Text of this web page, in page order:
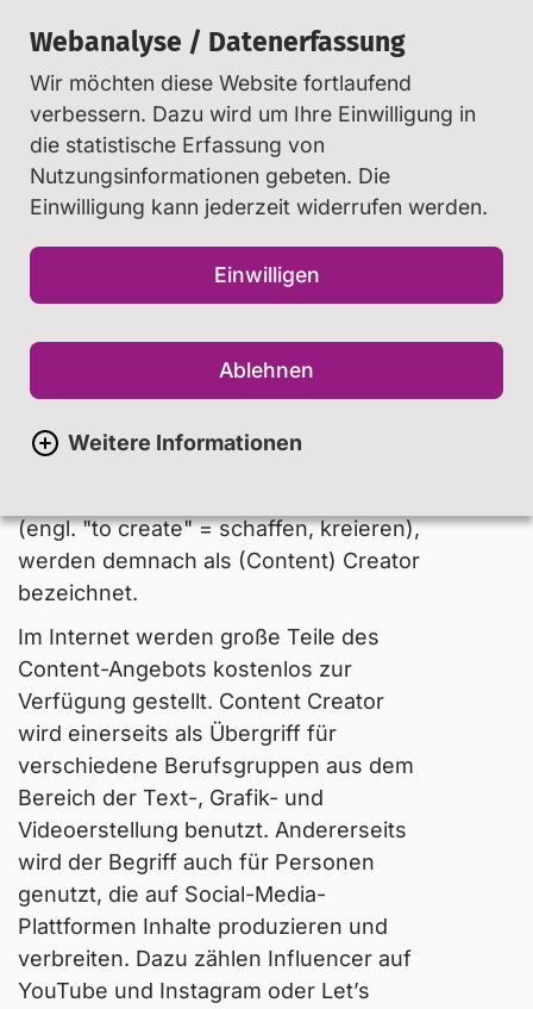
Webanalyse / Datenerfassung
Wir möchten diese Website fortlaufend
verbessern. Dazu wird um Ihre Einwilligung in
die statistische Erfassung von
Nutzungsinformationen gebeten. Die
Einwilligung kann jederzeit widerrufen werden.
Einwilligen
Ablehnen
Weitere Informationen
Startseite Info ... Glossar
Content Creator
Der englische Begriff "Content"
bedeutet schlichtInhaltund wird
vermehrt bei Internet-Angeboten
benutzt. Personen, die multimediale und
(engl. "to create" = schaffen, kreieren),
werden demnach als (Content) Creator
bezeichnet.
Im Internet werden große Teile des
Content-Angebots kostenlos zur
Verfügung gestellt. Content Creator
wird einerseits als Übergriff für
verschiedene Berufsgruppen aus dem
Bereich der Text-, Grafik- und
Videoerstellung benutzt. Andererseits
wird der Begriff auch für Personen
genutzt, die auf Social-Media-
Plattformen Inhalte produzieren und
verbreiten. Dazu zählen Influencer auf
YouTube und Instagram oder Let’s